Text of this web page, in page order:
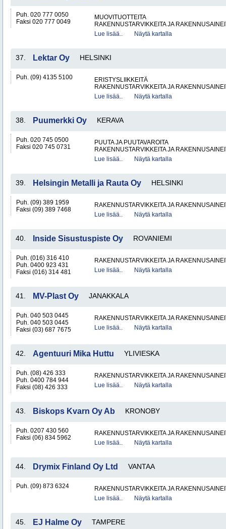
Puh. 020 777 0050
Faksi 020 777 0049
MUOVITUOTTEITA
RAKENNUSTARVIKKEITA JA
Lue lisää..
Näytä kartalla
37. Lektar Oy HELSINKI
Puh. (09) 4135 5100
ERISTYSLIIKKEITÄ
RAKENNUSTARVIKKEITA JA
Lue lisää..
Näytä kartalla
38. Puumerkki Oy KERAVA
Puh. 020 745 0500
Faksi 020 745 0731
PUUTA JA PUUTAVAROITA
RAKENNUSTARVIKKEITA JA
Lue lisää..
Näytä kartalla
39. Helsingin Metalli ja Rauta Oy HELSINKI
Puh. (09) 389 1959
Faksi (09) 389 7468
RAKENNUSTARVIKKEITA JA
Lue lisää..
Näytä kartalla
40. Inside Sisustuspiste Oy ROVANIEMI
Puh. (016) 316 410
Puh. 0400 923 431
Faksi (016) 314 481
RAKENNUSTARVIKKEITA JA
Lue lisää..
Näytä kartalla
41. MV-Plast Oy JANAKKALA
Puh. 040 503 0445
Puh. 040 503 0445
Faksi (03) 687 7675
RAKENNUSTARVIKKEITA JA
Lue lisää..
Näytä kartalla
42. Agentuuri Mika Huttu YLIVIESKA
Puh. (08) 426 333
Puh. 0400 784 944
Faksi (08) 426 333
RAKENNUSTARVIKKEITA JA
Lue lisää..
Näytä kartalla
43. Biskops Kvarn Oy Ab KRONOBY
Puh. 0207 430 560
Faksi (06) 834 5962
RAKENNUSTARVIKKEITA JA
Lue lisää..
Näytä kartalla
44. Drymix Finland Oy Ltd VANTAA
Puh. (09) 873 6324
RAKENNUSTARVIKKEITA JA
Lue lisää..
Näytä kartalla
45. EJ Halme Oy TAMPERE